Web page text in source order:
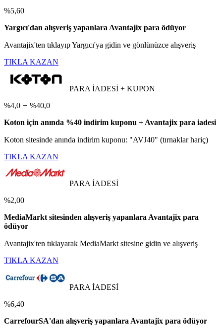
%5,60
Yargıcı'dan alışveriş yapanlara Avantajix para ödüyor
Avantajix'ten tıklayıp Yargıcı'ya gidin ve gönlünüzce alışveriş
TIKLA KAZAN
PARA İADESİ + KUPON
%4,0 + %40,0
Koton için anında %40 indirim kuponu + Avantajix para iadesi
Koton sitesinde anında indirim kuponu: "AVJ40" (tırnaklar hariç)
TIKLA KAZAN
PARA İADESİ
%2,00
MediaMarkt sitesinden alışveriş yapanlara Avantajix para
ödüyor
Avantajix'ten tıklayarak MediaMarkt sitesine gidin ve alışveriş
TIKLA KAZAN
PARA İADESİ
%6,40
CarrefourSA'dan alışveriş yapanlara Avantajix para ödüyor